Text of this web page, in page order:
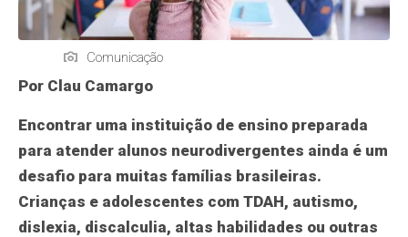
Comunicação
Por Clau Camargo
Encontrar uma instituição de ensino preparada
para atender alunos neurodivergentes ainda é um
desafio para muitas famílias brasileiras.
Crianças e adolescentes com TDAH, autismo,
dislexia, discalculia, altas habilidades ou outras